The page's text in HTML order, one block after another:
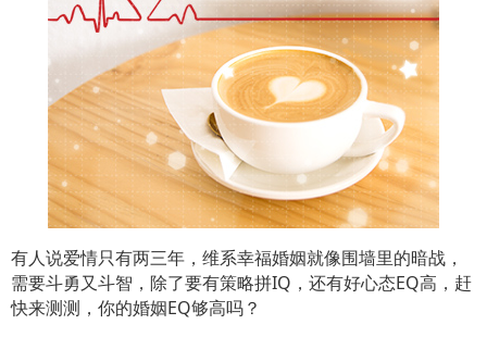
有人说爱情只有两三年，维系幸福婚姻就像围墙里的暗战，
需要斗勇又斗智，除了要有策略拼IQ，还有好心态EQ高，赶
快来测测，你的婚姻EQ够高吗？